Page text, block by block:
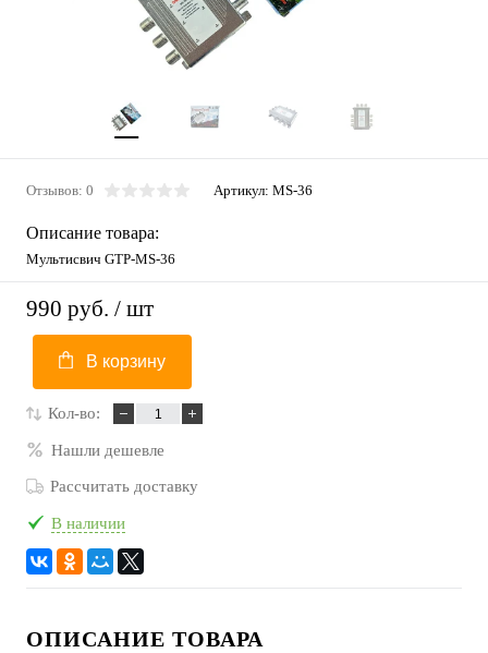
Отзывов: 0 Артикул: MS-36
Описание товара:
Мультисвич GTP-MS-36
990 руб. / шт
В корзину
Кол-во:
Нашли дешевле
Рассчитать доставку
В наличии
ОПИСАНИЕ ТОВАРА